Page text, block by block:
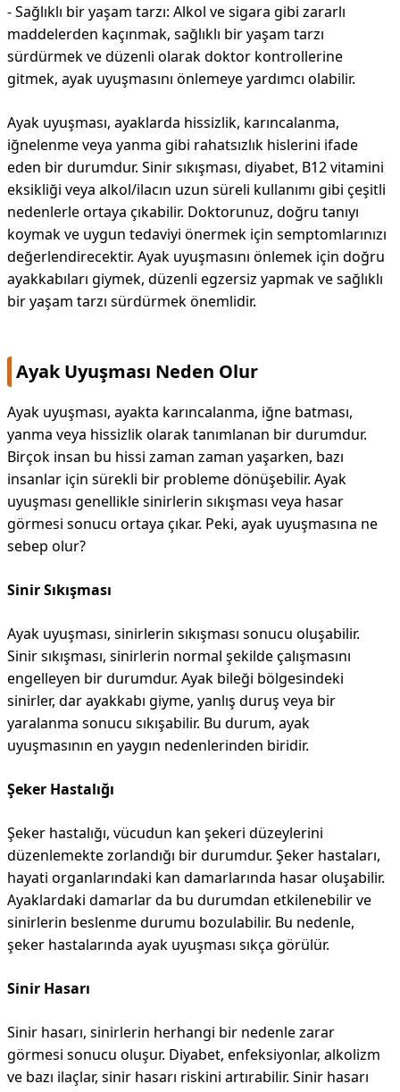
- Sağlıklı bir yaşam tarzı: Alkol ve sigara gibi zararlı
maddelerden kaçınmak, sağlıklı bir yaşam tarzı
sürdürmek ve düzenli olarak doktor kontrollerine
gitmek, ayak uyuşmasını önlemeye yardımcı olabilir.
Ayak uyuşması, ayaklarda hissizlik, karıncalanma,
iğnelenme veya yanma gibi rahatsızlık hislerini ifade
eden bir durumdur. Sinir sıkışması, diyabet, B12 vitamini
eksikliği veya alkol/ilacın uzun süreli kullanımı gibi çeşitli
nedenlerle ortaya çıkabilir. Doktorunuz, doğru tanıyı
koymak ve uygun tedaviyi önermek için semptomlarınızı
değerlendirecektir. Ayak uyuşmasını önlemek için doğru
ayakkabıları giymek, düzenli egzersiz yapmak ve sağlıklı
bir yaşam tarzı sürdürmek önemlidir.
Ayak Uyuşması Neden Olur
Ayak uyuşması, ayakta karıncalanma, iğne batması,
yanma veya hissizlik olarak tanımlanan bir durumdur.
Birçok insan bu hissi zaman zaman yaşarken, bazı
insanlar için sürekli bir probleme dönüşebilir. Ayak
uyuşması genellikle sinirlerin sıkışması veya hasar
görmesi sonucu ortaya çıkar. Peki, ayak uyuşmasına ne
sebep olur?
Sinir Sıkışması
Ayak uyuşması, sinirlerin sıkışması sonucu oluşabilir.
Sinir sıkışması, sinirlerin normal şekilde çalışmasını
engelleyen bir durumdur. Ayak bileği bölgesindeki
sinirler, dar ayakkabı giyme, yanlış duruş veya bir
yaralanma sonucu sıkışabilir. Bu durum, ayak
uyuşmasının en yaygın nedenlerinden biridir.
Şeker Hastalığı
Şeker hastalığı, vücudun kan şekeri düzeylerini
düzenlemekte zorlandığı bir durumdur. Şeker hastaları,
hayati organlarındaki kan damarlarında hasar oluşabilir.
Ayaklardaki damarlar da bu durumdan etkilenebilir ve
sinirlerin beslenme durumu bozulabilir. Bu nedenle,
şeker hastalarında ayak uyuşması sıkça görülür.
Sinir Hasarı
Sinir hasarı, sinirlerin herhangi bir nedenle zarar
görmesi sonucu oluşur. Diyabet, enfeksiyonlar, alkolizm
ve bazı ilaçlar, sinir hasarı riskini artırabilir. Sinir hasarı